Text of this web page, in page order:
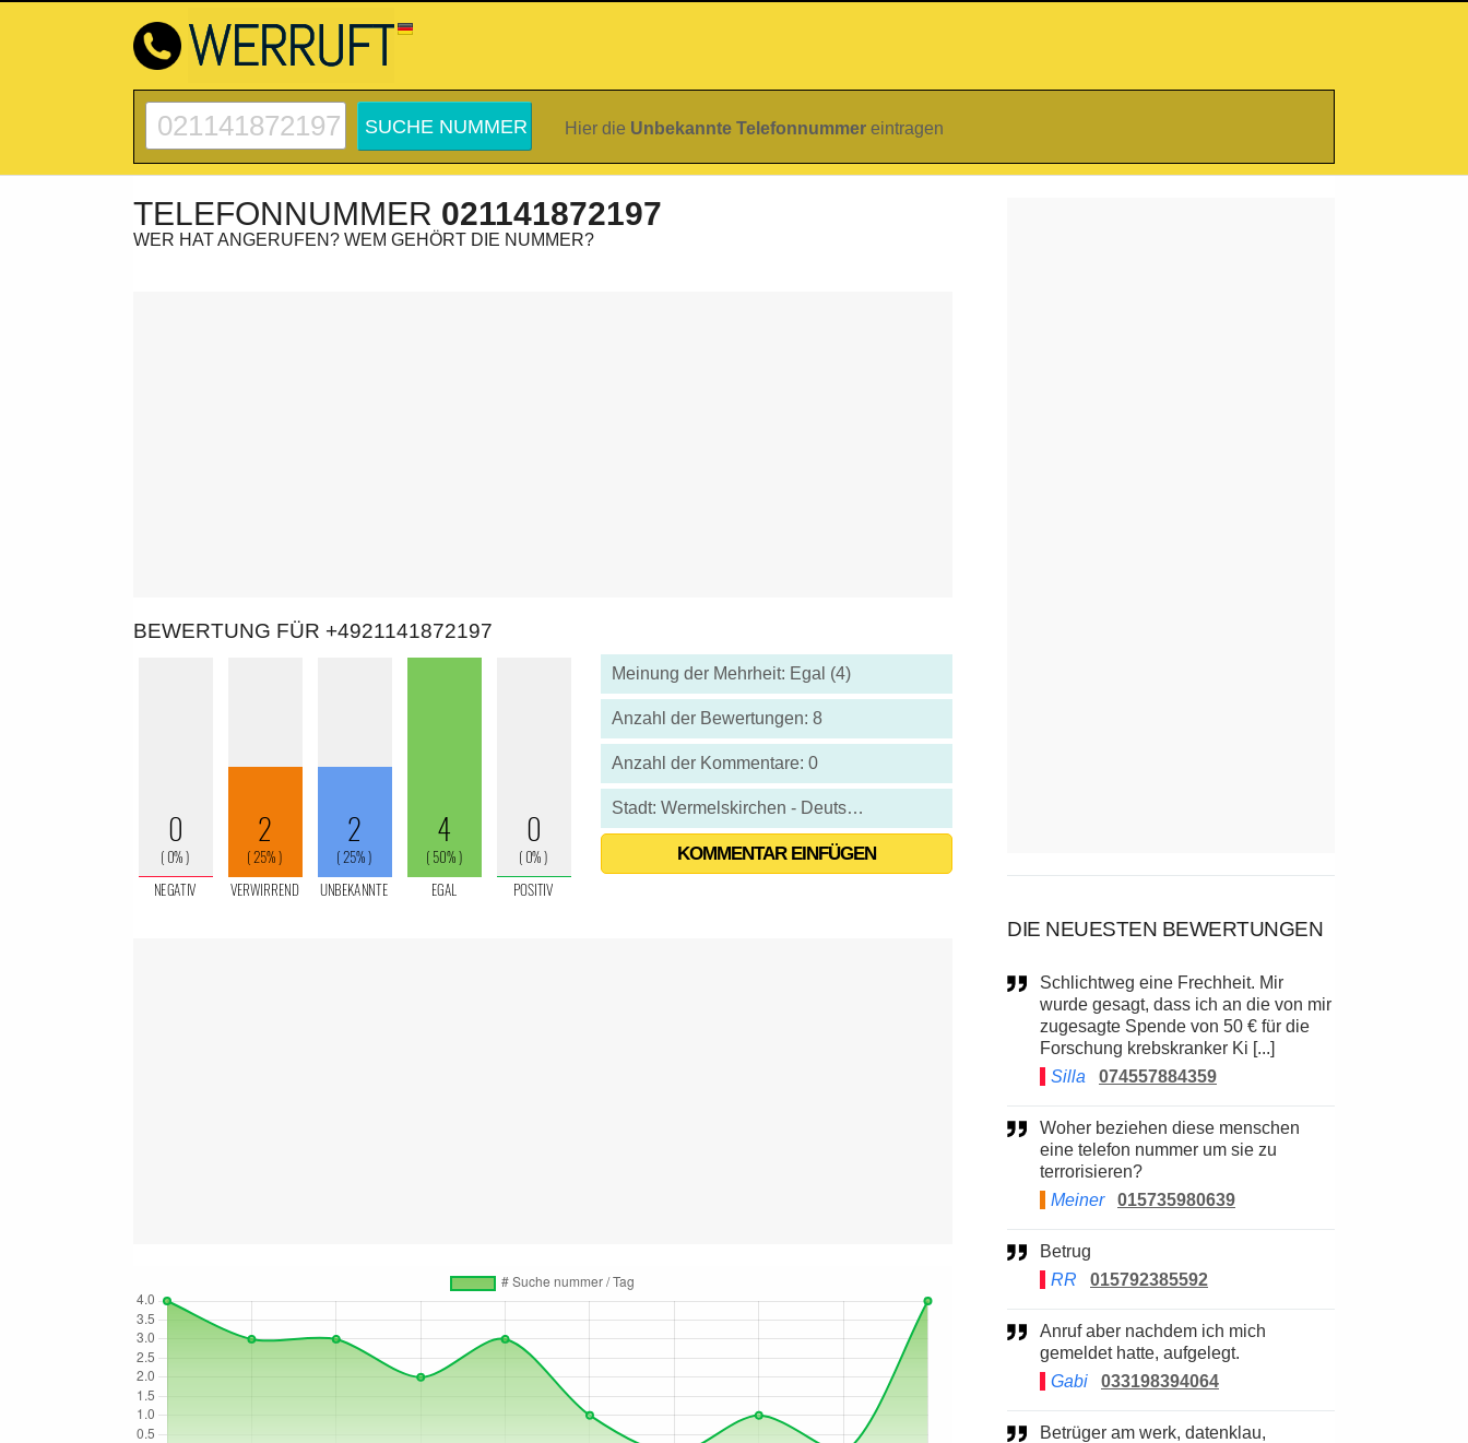
Hier die Unbekannte Telefonnummer eintragen
TELEFONNUMMER 021141872197
WER HAT ANGERUFEN? WEM GEHÖRT DIE NUMMER?
BEWERTUNG FÜR +4921141872197
Meinung der Mehrheit: Egal (4)
Anzahl der Bewertungen: 8
Anzahl der Kommentare: 0
Stadt: Wermelskirchen - Deutschland
KOMMENTAR EINFÜGEN
DIE NEUESTEN BEWERTUNGEN
Schlichtweg eine Frechheit. Mir
wurde gesagt, dass ich an die von mir
zugesagte Spende von 50 € für die
Forschung krebskranker Ki [...]
Silla
074557884359
Woher beziehen diese menschen
eine telefon nummer um sie zu
terrorisieren?
Meiner
015735980639
Betrug
RR
015792385592
Anruf aber nachdem ich mich
gemeldet hatte, aufgelegt.
Gabi
033198394064
Betrüger am werk, datenklau,